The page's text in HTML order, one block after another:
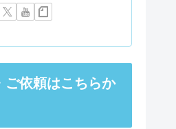
ご依頼はこちらか